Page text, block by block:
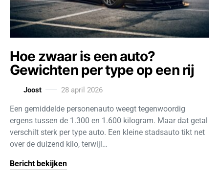
Hoe zwaar is een auto?
Gewichten per type op een rij
Joost 28 april 2026
Een gemiddelde personenauto weegt tegenwoordig
ergens tussen de 1.300 en 1.600 kilogram. Maar dat getal
verschilt sterk per type auto. Een kleine stadsauto tikt net
over de duizend kilo, terwijl…
Bericht bekijken